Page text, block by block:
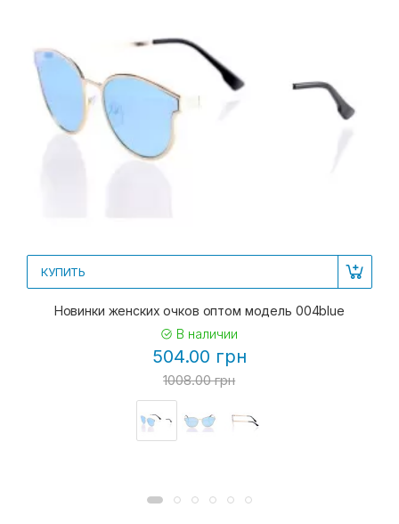
КУПИТЬ
Новинки женских очков оптом модель 004blue
В наличии
504.00 грн
1008.00 грн